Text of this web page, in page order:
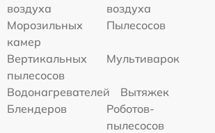
воздуха
воздуха
Морозильных
камер
Пылесосов
Вертикальных
пылесосов
Мультиварок
Водонагревателей
Вытяжек
Блендеров
Роботов-
пылесосов